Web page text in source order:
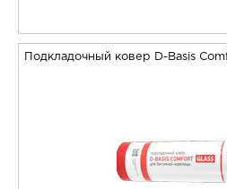
Подкладочный ковер D-Basis